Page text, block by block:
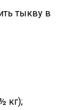
кг);